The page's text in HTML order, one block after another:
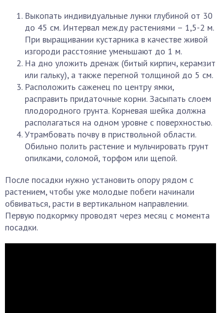
Выкопать индивидуальные лунки глубиной от 30
до 45 см. Интервал между растениями – 1,5-2 м.
При выращивании кустарника в качестве живой
изгороди расстояние уменьшают до 1 м.
На дно уложить дренаж (битый кирпич, керамзит
или гальку), а также перегной толщиной до 5 см.
Расположить саженец по центру ямки,
расправить придаточные корни. Засыпать слоем
плодородного грунта. Корневая шейка должна
располагаться на одном уровне с поверхностью.
Утрамбовать почву в приствольной области.
Обильно полить растение и мульчировать грунт
опилками, соломой, торфом или щепой.
После посадки нужно установить опору рядом с
растением, чтобы уже молодые побеги начинали
обвиваться, расти в вертикальном направлении.
Первую подкормку проводят через месяц с момента
посадки.